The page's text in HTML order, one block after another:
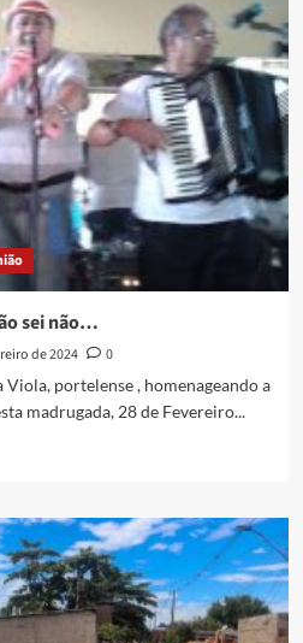
sei não…
de 2024
0
Viola, portelense , homenageando a
madrugada, 28 de Fevereiro...